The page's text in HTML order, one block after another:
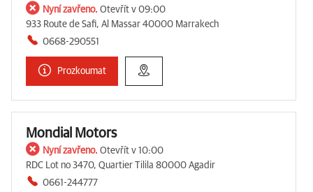
Nyní zavřeno. Otevřít v 09:00
933 Route de Safi, Al Massar 40000 Marrakech
0668-290551
Prozkoumat
Mondial Motors
Nyní zavřeno. Otevřít v 10:00
RDC Lot no 3470, Quartier Tilila 80000 Agadir
0661-244777